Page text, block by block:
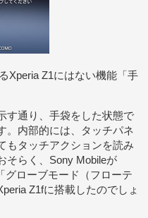
Xperia Z1にはない機能「手
す通り、手袋をした状態で
。内部的には、タッチパネ
もタッチアクションを読み
そらく、Sony Mobileが
グローブモード（フローテ
Z1fに搭載したのでしょ